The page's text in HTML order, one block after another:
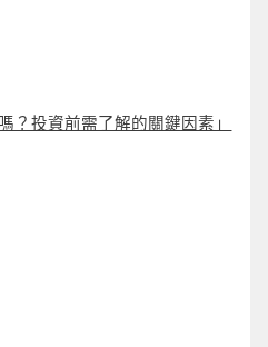
？投資前需了解的關鍵因素」